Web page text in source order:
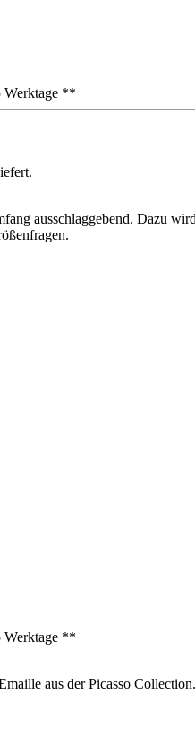
Werktage **
ausschlaggebend. Dazu
Werktage **
aus der Picasso Collection.